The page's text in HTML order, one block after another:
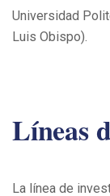
Universidad
Luis Obispo).
Líneas
La línea de